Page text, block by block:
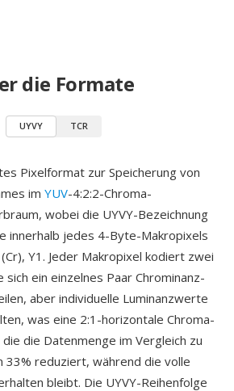
die Formate
UYVY TCR
Pixelformat zur Speicherung von
im YUV-4:2:2-Chroma-
wobei die UYVY-Bezeichnung
innerhalb jedes 4-Byte-Makropixels
Y1. Jeder Makropixel kodiert zwei
ein einzelnes Paar Chrominanz-
aber individuelle Luminanzwerte
was eine 2:1-horizontale Chroma-
die Datenmenge im Vergleich zu
33% reduziert, während die volle
bleibt. Die UYVY-Reihenfolge